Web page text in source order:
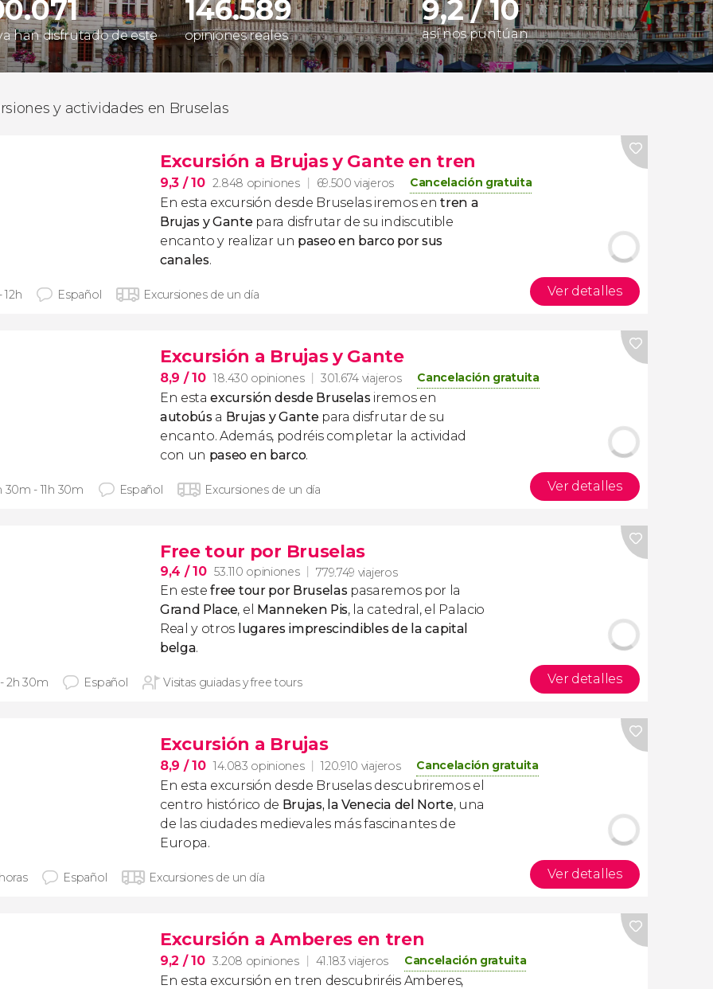
han disfrutado de este
146.589
opiniones reales
9,2 / 10
así nos puntúan
y actividades en Bruselas
Excursión a Brujas y Gante en tren
9,3 / 10 2.848 opiniones 69.500 viajeros Cancelación gratuita
En esta excursión desde Bruselas iremos entren a
Brujas y Gante para disfrutar de su indiscutible
encanto y realizar un paseo en barco por sus
canales.
12h Español Excursiones de un día Ver detalles
Excursión a Brujas y Gante
8,9 / 10 18.430 opiniones 301.674 viajeros Cancelación gratuita
En estaexcursión desde Bruselas iremos en
autobúsa Brujas y Gante para disfrutar de su
encanto. Además, podréis completar la actividad
con un paseo en barco.
30m - 11h 30m Español Excursiones de un día Ver detalles
Free tour por Bruselas
9,4 / 10 53.110 opiniones 779.749 viajeros
En estefree tour por Bruselas pasaremos por la
Grand Place, el Manneken Pis, la catedral, el Palacio
Real y otros lugares imprescindibles de la capital
belga.
2h 30m Español Visitas guiadas y free tours Ver detalles
Excursión a Brujas
8,9 / 10 14.083 opiniones 120.910 viajeros Cancelación gratuita
En esta excursión desde Bruselas descubriremos el
centro histórico de Brujas, la Venecia del Norte, una
de las ciudades medievales más fascinantes de
Europa.
Español Excursiones de un día Ver detalles
Excursión a Amberes en tren
9,2 / 10 3.208 opiniones 41.183 viajeros Cancelación gratuita
En esta excursión en tren descubriréis Amberes,